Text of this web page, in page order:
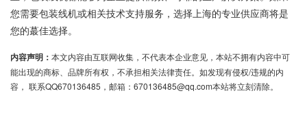
您需要包装线机或相关技术支持服务，选择上海的专业供应商将是
您的蕞佳选择。
内容声明： 本文内容由互联网收集，不代表本企业意见，本站不拥有内容中可
能出现的商标、品牌所有权，不承担相关法律责任。如发现有侵权/违规的内
容， 联系QQ670136485，邮箱：670136485@qq.com本站将立刻清除。